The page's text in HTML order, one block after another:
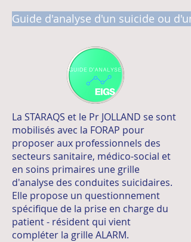
Guide d'analyse d'un suicide ou
La STARAQS et le Pr JOLLAND se sont
mobilisés avec la FORAP pour
proposer aux professionnels des
secteurs sanitaire, médico-social et
en soins primaires une grille
d'analyse des conduites suicidaires.
Elle propose un questionnement
spécifique de la prise en charge du
patient - résident qui vient
compléter la grille ALARM.